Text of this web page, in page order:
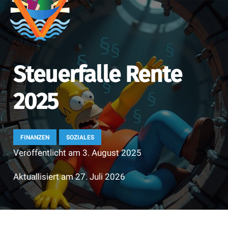
Steuerfalle Rente
2025
FINANZEN SOZIALES
Veröffentlicht am 3. August 2025
Aktuallisiert am27. Juli 2026